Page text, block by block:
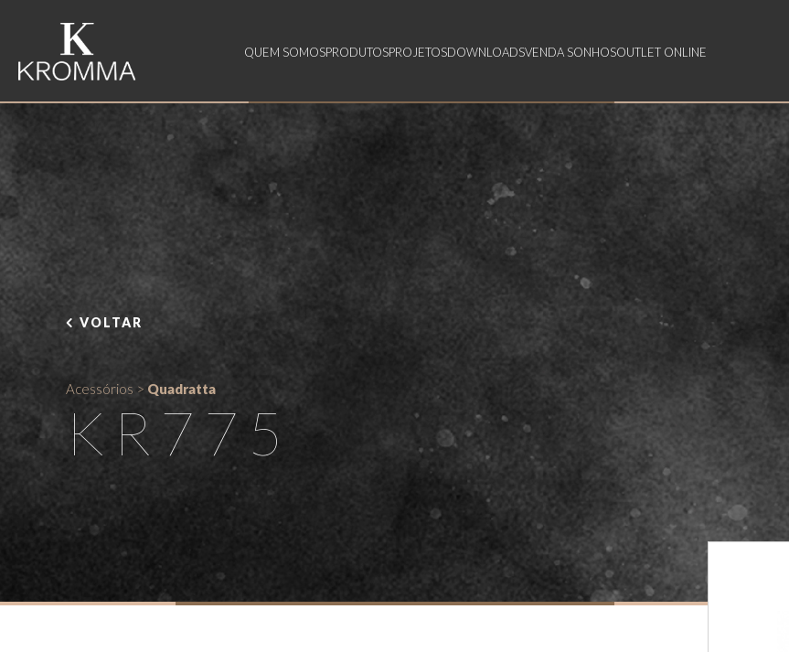
QUEM SOMOSPRODUTOSPROJETOSDOWNLOADSVENDA SONHOSOUTLET ONLINE
VOLTAR
Acessórios > Quadratta
KR775